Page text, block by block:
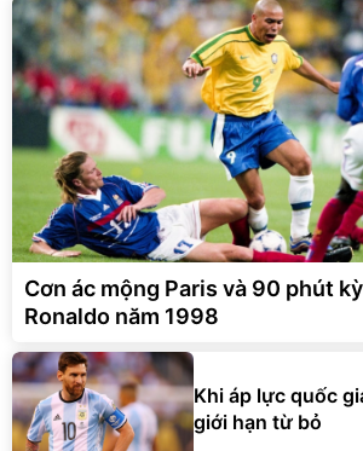
Cơn ác mộng Paris và 90 phút
Ronaldo năm 1998
Khi áp lực quốc
giới hạn từ bỏ